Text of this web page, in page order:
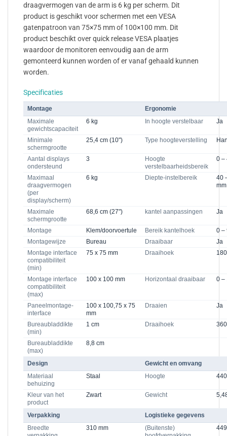
draagvermogen van de arm is 6 kg per scherm. Dit
product is geschikt voor schermen met een VESA
gatenpatroon van 75×75 mm of 100×100 mm. Dit
product beschikt over quick release VESA plaatjes
waardoor de monitoren eenvoudig aan de arm
gemonteerd kunnen worden of er vanaf gehaald kunnen
worden.
Specificaties
Montage
Ergonomie
Maximale
gewichtscapaciteit
6 kg In hoogte verstelbaar Ja
Minimale
schermgrootte
25,4 cm (10") Type hoogteverstelling
Aantal displays
ondersteund
3
Hoogte
verstelbaarheidsbereik
0 –
Maximaal
draagvermogen
(per
display/scherm)
6 kg Diepte-instelbereik
40
mm
Maximale
schermgrootte
68,6 cm (27") kantel aanpassingen Ja
Montage Klem/doorvoertule Bereik kantelhoek
0 –
Montagewijze
Bureau Draaibaar
Ja
Montage interface
compatibiliteit
(min)
75 x 75 mm Draaihoek
Montage interface
compatibiliteit
(max)
100 x 100 mm Horizontaal draaibaar 0 –
Paneelmontage-
interface
100 x 100,75 x 75
mm
Draaien Ja
Bureaubladdikte
(min)
1 cm Draaihoek
Bureaubladdikte
(max)
8,8 cm
Design
Gewicht en omvang
Materiaal
behuizing
Staal Hoogte
Kleur van het
product
Zwart Gewicht
Verpakking
Logistieke gegevens
Breedte
310 mm
(Buitenste)